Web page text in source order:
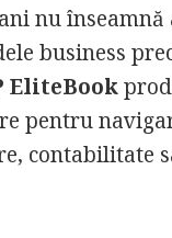
nu
business
EliteBook
pentru
contabilitate